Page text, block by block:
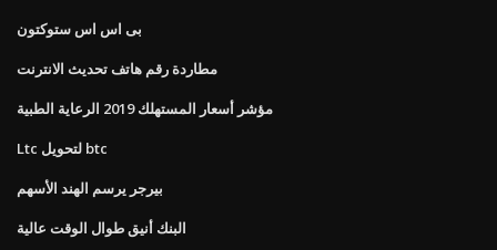
بى اس اس ستوكتون
مطاردة رقم هاتف تحديث الانترنت
مؤشر أسعار المستهلك 2019 الرعاية الطبية
Ltc لتحويل btc
بيرجر يرسم الهند الأسهم
البنك أنيق طوال الوقت عالية